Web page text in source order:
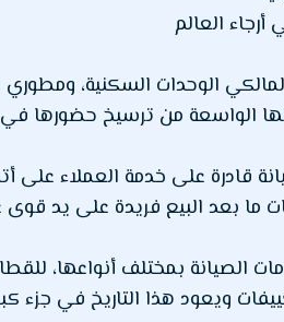
العالم
الوحدات السكنية،
الواسعة من ترسيخ حضورها في
قادرة على خدمة العملاء على
بعد البيع فريدة على يد قوى
الصيانة بمختلف أنواعها،
ويعود هذا التاريخ في جزء